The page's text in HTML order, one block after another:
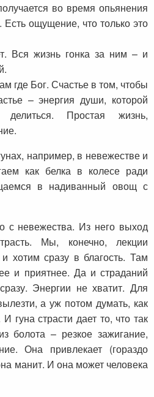
во время опьянения
Есть ощущение, что только это
Вся жизнь гонка за ним – и
где Бог. Счастье в том, чтобы
– энергия души, которой
делиться. Простая жизнь,
например, в невежестве и
как белка в колесе ради
в надиванный овощ с
невежества. Из него выход
Мы, конечно, лекции
хотим сразу в благость. Там
и приятнее. Да и страданий
Энергии не хватит. Для
а уж потом думать, как
гуна страсти дает то, что так
болота – резкое зажигание,
Она привлекает (гораздо
манит. И она может человека